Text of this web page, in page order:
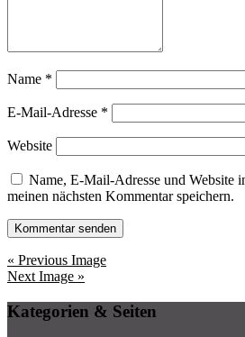
Name *
E-Mail-Adresse *
Website
Name, E-Mail-Adresse und Website
meinen nächsten Kommentar speichern.
« Previous Image
Next Image »
Kategorien & Seiten